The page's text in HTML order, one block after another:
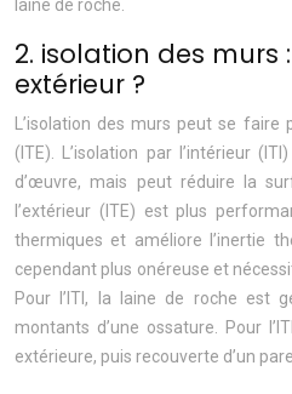
laine de roche.
2. isolation des murs
extérieur ?
L’isolation des murs peut se faire
(ITE). L’isolation par l’intérieur
d’œuvre, mais peut réduire la
l’extérieur (ITE) est plus
thermiques et améliore l’inertie
cependant plus onéreuse et
Pour l’ITI, la laine de roche est
montants d’une ossature. Pour
extérieure, puis recouverte d’un